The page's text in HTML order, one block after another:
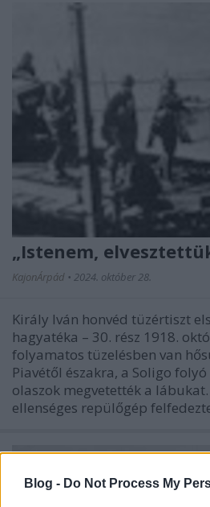
Blog - Do Not Process My
„Istenem,
KajonÁrpád • 2024. október 28.
Király Iván honvéd tüzértiszt
hagyatéka – 30. rész 1918.
folyamatos tüzelésben van
Piavétől északra, a Soligo
olaszok megvetették a
ellenséges repülőgép